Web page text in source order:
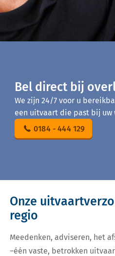
Bel direct bij
We zijn 24/7 voor u
een uitvaart die past bij uw
0184 - 444 129
Onze
regio
Meedenken, adviseren, het
–één vaste, betrokken